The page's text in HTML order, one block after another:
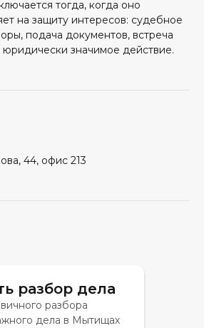
тогда, когда оно
на защиту интересов: судебное
подача документов, встреча
значимое действие.
44, офис 213
разбор дела
разбора
дела в Мытищах